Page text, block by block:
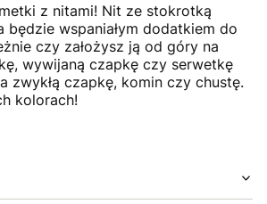
z nitami! Nit ze stokrotką
będzie wspaniałym dodatkiem do
czy założysz ją od góry na
wywijaną czapkę czy serwetkę
zwykłą czapkę, komin czy chustę.
kolorach!